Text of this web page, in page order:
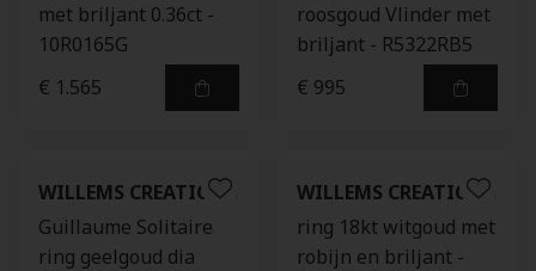
met briljant 0.36ct -
10R0165G
€ 1.565
roosgoud Vlinder met
briljant - R5322RB5
€ 995
WILLEMS CREATIONS
Guillaume Solitaire
ring geelgoud dia
WILLEMS CREATIONS
ring 18kt witgoud met
robijn en briljant -